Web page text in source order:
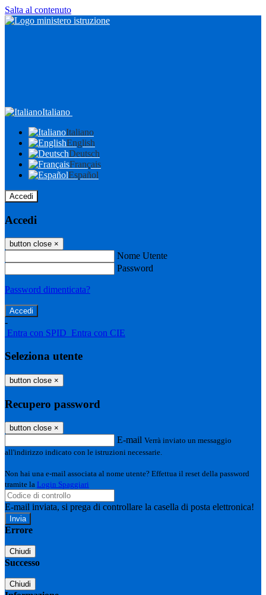
Salta al contenuto
Italiano
Italiano
English
Deutsch
Français
Español
Accedi
Accedi
button close ×
Nome Utente
Password
Password dimenticata?
-
Entra con SPID Entra con CIE
Seleziona utente
button close ×
Recupero password
button close ×
E-mail Verrà inviato un messaggio
all'indirizzo indicato con le istruzioni necessarie.
Non hai una e-mail associata al nome utente? Effettua il reset della password
tramite la Login Spaggiari
E-mail inviata, si prega di controllare la casella di posta elettronica!
Errore
Chiudi
Successo
Chiudi